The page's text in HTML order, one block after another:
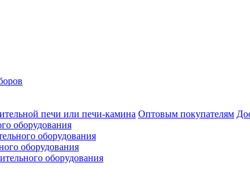
печи или печи-камина
оборудования
оборудования
оборудования
оборудования
Оптовым покупателям